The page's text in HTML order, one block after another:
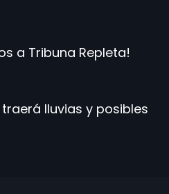
a Tribuna Repleta!
lluvias y posibles